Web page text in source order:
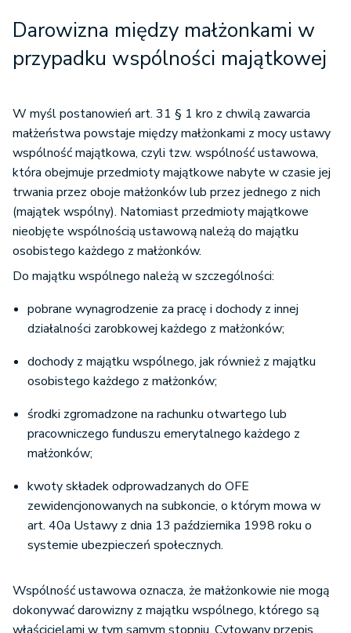
Darowizna między małżonkami w
przypadku wspólności majątkowej
W myśl postanowień art. 31 § 1 kro z chwilą zawarcia
małżeństwa powstaje między małżonkami z mocy ustawy
wspólność majątkowa, czyli tzw. wspólność ustawowa,
która obejmuje przedmioty majątkowe nabyte w czasie jej
trwania przez oboje małżonków lub przez jednego z nich
(majątek wspólny). Natomiast przedmioty majątkowe
nieobjęte wspólnością ustawową należą do majątku
osobistego każdego z małżonków.
Do majątku wspólnego należą w szczególności:
pobrane wynagrodzenie za pracę i dochody z innej
działalności zarobkowej każdego z małżonków;
dochody z majątku wspólnego, jak również z majątku
osobistego każdego z małżonków;
środki zgromadzone na rachunku otwartego lub
pracowniczego funduszu emerytalnego każdego z
małżonków;
kwoty składek odprowadzanych do OFE
zewidencjonowanych na subkoncie, o którym mowa w
art. 40a Ustawy z dnia 13 października 1998 roku o
systemie ubezpieczeń społecznych.
Wspólność ustawowa oznacza, że małżonkowie nie mogą
dokonywać darowizny z majątku wspólnego, którego są